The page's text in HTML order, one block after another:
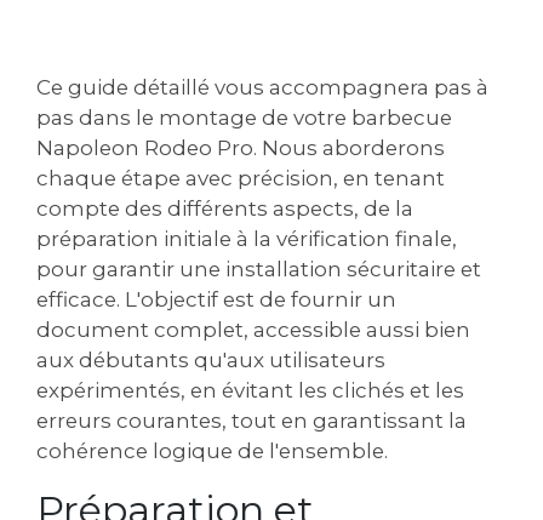
Ce guide détaillé vous accompagnera pas à
pas dans le montage de votre barbecue
Napoleon Rodeo Pro. Nous aborderons
chaque étape avec précision, en tenant
compte des différents aspects, de la
préparation initiale à la vérification finale,
pour garantir une installation sécuritaire et
efficace. L'objectif est de fournir un
document complet, accessible aussi bien
aux débutants qu'aux utilisateurs
expérimentés, en évitant les clichés et les
erreurs courantes, tout en garantissant la
cohérence logique de l'ensemble.
Préparation et